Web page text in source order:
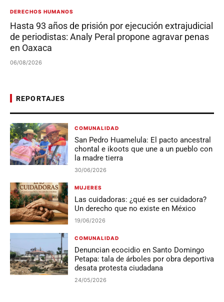
DERECHOS HUMANOS
Hasta 93 años de prisión por ejecución extrajudicial
de periodistas: Analy Peral propone agravar penas
en Oaxaca
06/08/2026
REPORTAJES
COMUNALIDAD
San Pedro Huamelula: El pacto ancestral
chontal e ikoots que une a un pueblo con
la madre tierra
30/06/2026
MUJERES
Las cuidadoras: ¿qué es ser cuidadora?
Un derecho que no existe en México
19/06/2026
COMUNALIDAD
Denuncian ecocidio en Santo Domingo
Petapa: tala de árboles por obra deportiva
desata protesta ciudadana
24/05/2026